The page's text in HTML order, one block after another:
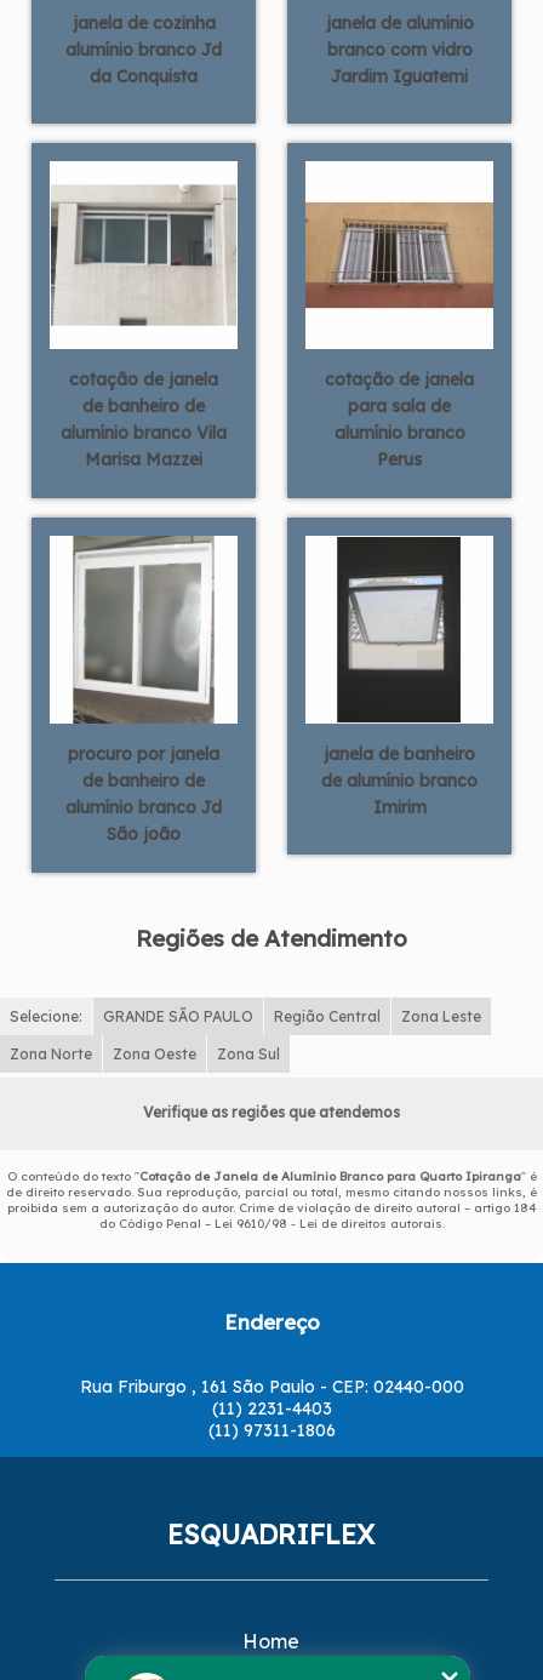
janela de cozinha
alumínio branco Jd
da Conquista
janela de alumínio
branco com vidro
Jardim Iguatemi
cotação de janela
de banheiro de
alumínio branco Vila
Marisa Mazzei
cotação de janela
para sala de
alumínio branco
Perus
procuro por janela
de banheiro de
alumínio branco Jd
São joão
janela de banheiro
de alumínio branco
Imirim
Regiões de Atendimento
Selecione: GRANDE SÃO PAULO Região Central Zona Leste
Zona Norte Zona Oeste Zona Sul
Verifique as regiões que atendemos
O conteúdo do texto "Cotação de Janela de Alumínio Branco para Quarto Ipiranga" é
de direito reservado. Sua reprodução, parcial ou total, mesmo citando nossos links, é
proibida sem a autorização do autor. Crime de violação de direito autoral – artigo 184
do Código Penal – Lei 9610/98 - Lei de direitos autorais.
Endereço
Rua Friburgo , 161 São Paulo - CEP: 02440-000
(11) 2231-4403
(11) 97311-1806
ESQUADRIFLEX
Home